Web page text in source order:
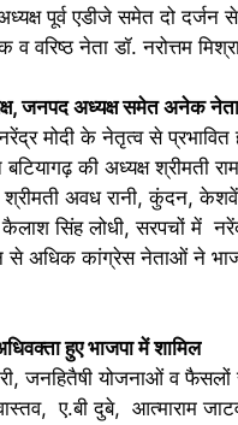
पूर्व एडीजे समेत दो
वरिष्ठ नेता डॉ. नरोत्तम
जनपद अध्यक्ष समेत अनेक नेता
मोदी के नेतृत्व से
की अध्यक्ष श्रीमती
अवध रानी, कुंदन,
कैलाश सिंह लोधी, सरपचों में
से अधिक कांग्रेस नेताओं ने
हुए भाजपा में शामिल
जनहितैषी योजनाओं व फैसलों
ए.बी दुबे,